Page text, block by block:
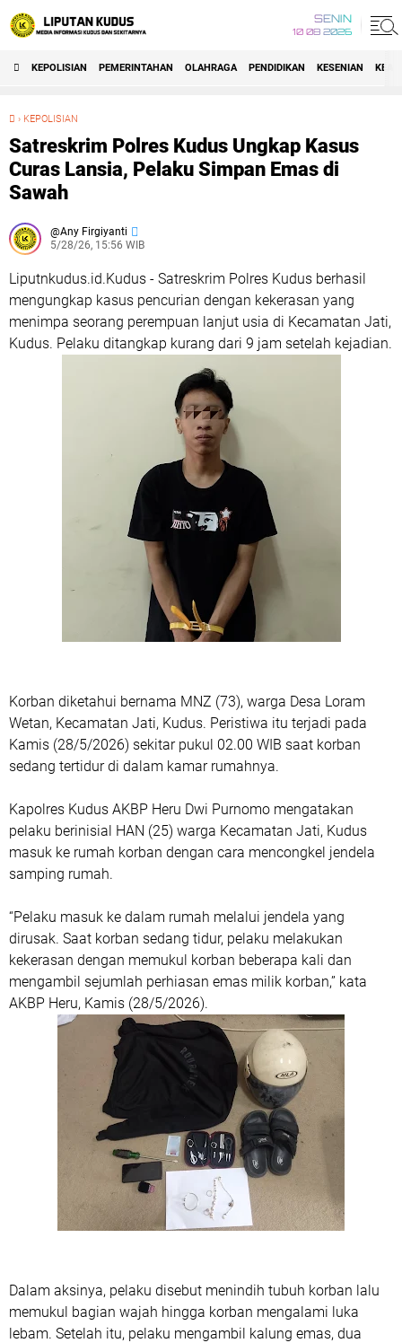
SENIN
10 08 2026
KEPOLISIAN PEMERINTAHAN OLAHRAGA PENDIDIKAN KESENIAN
› KEPOLISIAN
Satreskrim Polres Kudus Ungkap Kasus
Curas Lansia, Pelaku Simpan Emas di
Sawah
Any Firgiyanti
5/28/26, 15:56 WIB
Liputnkudus.id.Kudus - Satreskrim Polres Kudus berhasil
mengungkap kasus pencurian dengan kekerasan yang
menimpa seorang perempuan lanjut usia di Kecamatan Jati,
Kudus. Pelaku ditangkap kurang dari 9 jam setelah kejadian.
Korban diketahui bernama MNZ (73), warga Desa Loram
Wetan, Kecamatan Jati, Kudus. Peristiwa itu terjadi pada
Kamis (28/5/2026) sekitar pukul 02.00 WIB saat korban
sedang tertidur di dalam kamar rumahnya.
Kapolres Kudus AKBP Heru Dwi Purnomo mengatakan
pelaku berinisial HAN (25) warga Kecamatan Jati, Kudus
masuk ke rumah korban dengan cara mencongkel jendela
samping rumah.
“Pelaku masuk ke dalam rumah melalui jendela yang
dirusak. Saat korban sedang tidur, pelaku melakukan
kekerasan dengan memukul korban beberapa kali dan
mengambil sejumlah perhiasan emas milik korban,” kata
AKBP Heru, Kamis (28/5/2026).
Dalam aksinya, pelaku disebut menindih tubuh korban lalu
memukul bagian wajah hingga korban mengalami luka
lebam. Setelah itu, pelaku mengambil kalung emas, dua